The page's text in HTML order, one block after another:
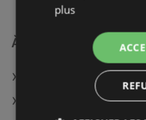
À découvrir aussi
Offres de Le roi du
Offres de Le
plus